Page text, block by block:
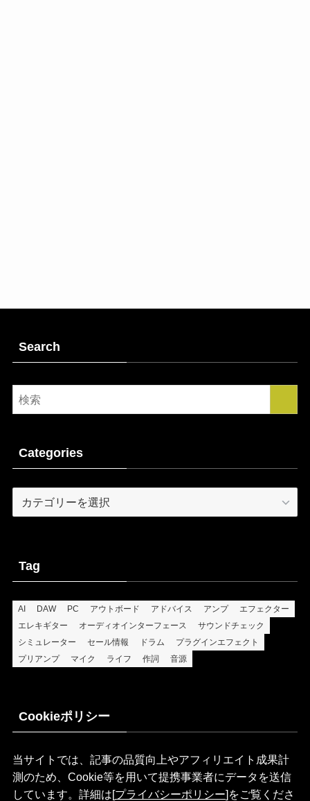
Search
Categories
Categories
Tag
AI DAW PC アウトボード アドバイス アンプ
エフェクター
エレキギター
オーディオインターフェース
サウンドチェック
シミュレーター
セール情報 ドラム
プラグインエフェクト
プリアンプ
マイク ライフ 作詞 音源
Cookieポリシー
当サイトでは、記事の品質向上やアフィリエイト成果計
測のため、Cookie等を用いて提携事業者にデータを送信
しています。詳細は[プライバシーポリシー]をご覧くださ